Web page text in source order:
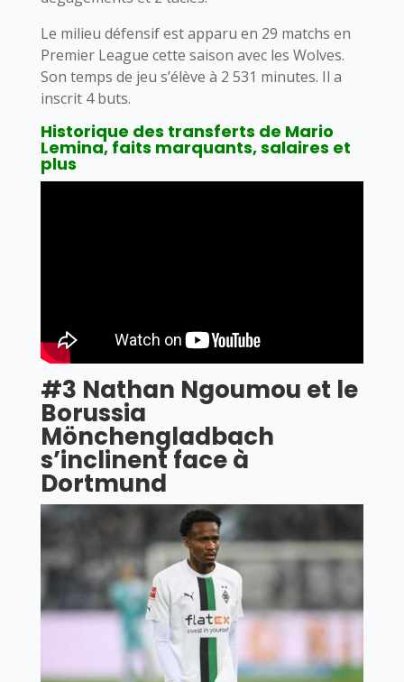
Le milieu défensif est apparu en 29 matchs en
Premier League cette saison avec les Wolves.
Son temps de jeu s’élève à 2 531 minutes. Il a
inscrit 4 buts.
Historique des transferts de Mario
Lemina, faits marquants, salaires et
plus
#3 Nathan Ngoumou et le
Borussia
Mönchengladbach
s’inclinent face à
Dortmund